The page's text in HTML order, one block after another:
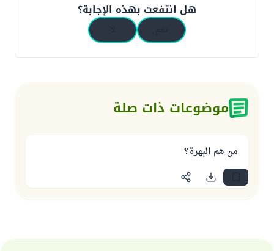
هل انتفعت بهذه الإجابة؟
موضوعات ذات صلة
من هم البهرة؟